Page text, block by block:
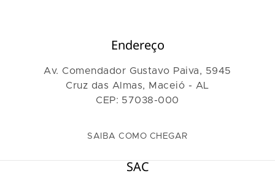
Endereço
Av. Comendador Gustavo Paiva, 5945
Cruz das Almas, Maceió - AL
CEP: 57038-000
SAIBA COMO CHEGAR
SAC